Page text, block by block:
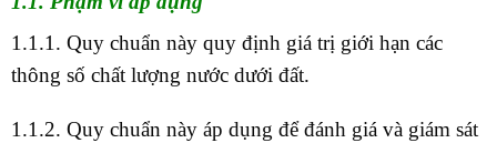
1.1.1. Quy chuẩn này quy định giá trị giới hạn các
thông số chất lượng nước dưới đất.
1.1.2. Quy chuẩn này áp dụng để đánh giá và giám sát